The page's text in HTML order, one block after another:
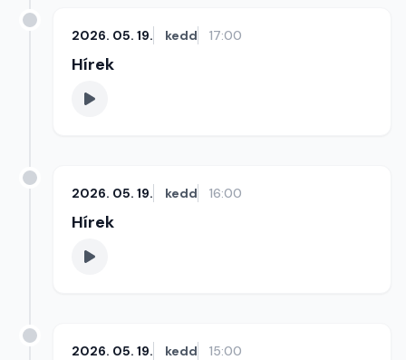
2026. 05. 19. kedd 17:00
Hírek
2026. 05. 19. kedd 16:00
Hírek
2026. 05. 19. kedd 15:00